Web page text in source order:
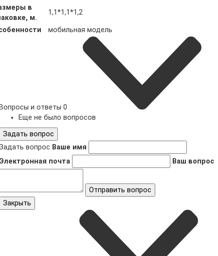
в
м.
1,1*1,1*1,2
мобильная модель
и ответы 0
Еще не было вопросов
Задать вопрос
вопрос Ваше имя
почта
Ваш вопрос
Отправить вопрос
Закрыть